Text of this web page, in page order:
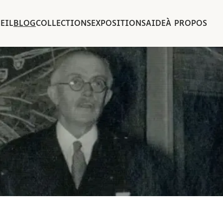
BLOGCOLLECTIONSEXPOSITIONSAIDEÀ PROPOS